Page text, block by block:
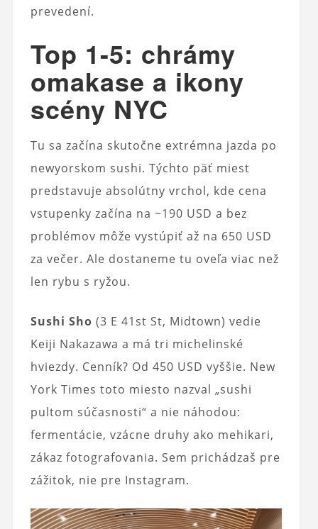
prevedení.
Top 1-5: chrámy
omakase a ikony
scény NYC
Tu sa začína skutočne extrémna jazda po
newyorskom sushi. Týchto päť miest
predstavuje absolútny vrchol, kde cena
vstupenky začína na ~190 USD a bez
problémov môže vystúpiť až na 650 USD
za večer. Ale dostaneme tu oveľa viac než
len rybu s ryžou.
Sushi Sho (3 E 41st St, Midtown) vedie
Keiji Nakazawa a má tri michelinské
hviezdy. Cenník? Od 450 USD vyššie. New
York Times toto miesto nazval „sushi
pultom súčasnosti“ a nie náhodou:
fermentácie, vzácne druhy ako mehikari,
zákaz fotografovania. Sem prichádzaš pre
zážitok, nie pre Instagram.